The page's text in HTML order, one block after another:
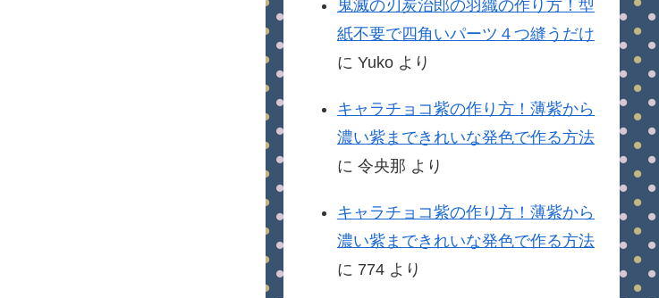
鬼滅の刃炭治郎の羽織の作り方！型
紙不要で四角いパーツ４つ縫うだけ
に Yuko より
キャラチョコ紫の作り方！薄紫から
濃い紫まできれいな発色で作る方法
に 令央那 より
キャラチョコ紫の作り方！薄紫から
濃い紫まできれいな発色で作る方法
に 774 より